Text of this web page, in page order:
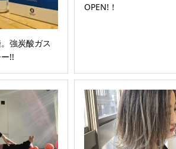
強炭酸ガス
!!
OPEN!！